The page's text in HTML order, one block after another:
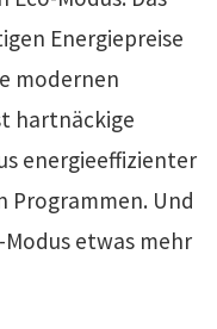
Energiepreise
modernen
hartnäckige
energieeffizienter
Programmen. Und
etwas mehr